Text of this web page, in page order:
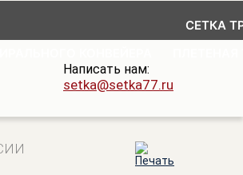
СЕТКА
Написать нам:
setka@setka77.ru